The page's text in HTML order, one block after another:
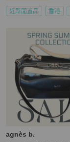
近新閒置品 香港
agnès b.